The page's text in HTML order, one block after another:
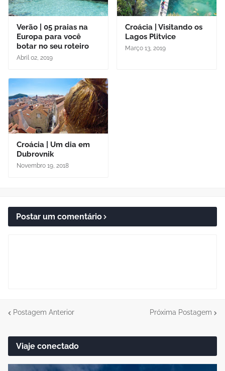
Verão | 05 praias na
Europa para você
botar no seu roteiro
Abril 02, 2019
Croácia | Visitando os
Lagos Plitvice
Março 13, 2019
Croácia | Um dia em
Dubrovnik
Novembro 19, 2018
Postar um comentário
Postagem Anterior Próxima Postagem
Viaje conectado